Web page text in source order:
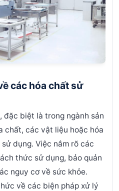
các hóa chất sử
đặc biệt là trong ngành sản
chất, các vật liệu hoặc hóa
dụng. Việc nắm rõ các
thức sử dụng, bảo quản
nguy cơ về sức khỏe.
về các biện pháp xử lý